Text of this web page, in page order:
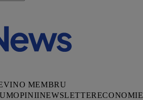
MEMBRU
OPINIINEWSLETTERECONOMIE